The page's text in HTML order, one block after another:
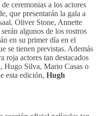
ceremonias a los actores
que presentarán la gala a
Oliver Stone, Annette
algunos de los rostros
en su primer día en el
se tienen previstas. Además
roja actores tan destacados
Hugo Silva, Mario Casas o
esta edición, Hugh